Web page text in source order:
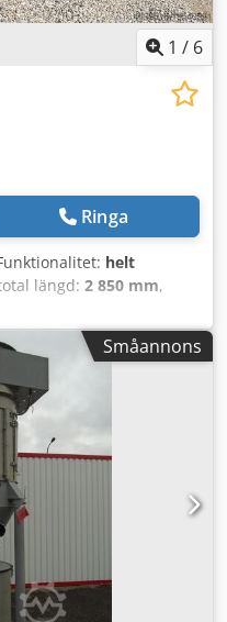
1 / 6
Ringa
helt
längd: 2 850 mm,
sållösning för gruvdrift,
återvinning och
föravskiljning av
maskinutrustning (t.ex.
slitage och
förlänga
vare den mobila och
sig särskilt för
ökar effektiviteten i
Viktiga egenskaper -
och främmande
användning och
sållstavar för lång
Småannons